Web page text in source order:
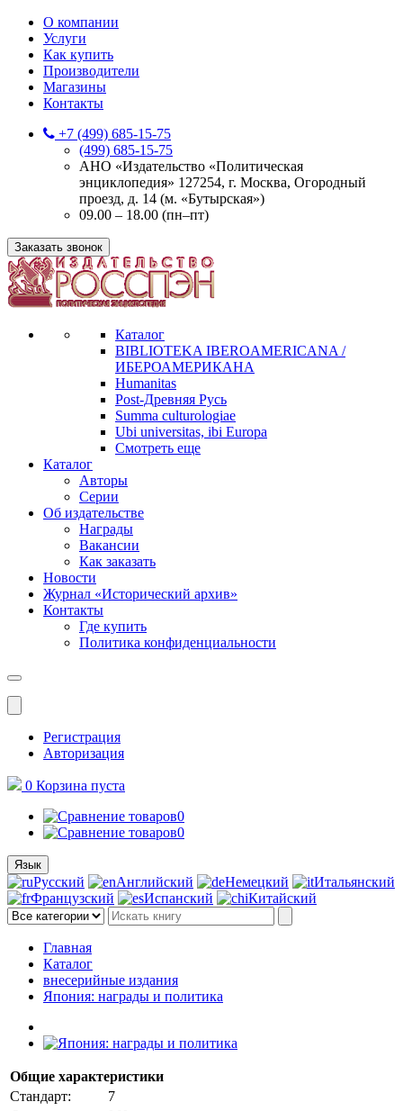
О компании
Услуги
Как купить
Производители
Магазины
Контакты
+7 (499) 685-15-75
(499) 685-15-75
АНО «Издательство «Политическая
энциклопедия» 127254, г. Москва, Огородный
проезд, д. 14 (м. «Бутырская»)
09.00 – 18.00 (пн–пт)
Заказать звонок
Каталог
BIBLIOTEKA IBEROAMERICANA /
ИБЕРОАМЕРИКАНА
Humanitas
Post-Древняя Русь
Summa culturologiae
Ubi universitas, ibi Europa
Смотреть еще
Каталог
Авторы
Серии
Об издательстве
Награды
Вакансии
Как заказать
Новости
Журнал «Исторический архив»‎
Контакты
Где купить
Политика конфиденциальности
Меню
Регистрация
Авторизация
0 Корзина пуста
0
0
Язык
Русский Английский Немецкий
Итальянский
Французский
Испанский Китайский
Главная
Каталог
внесерийные издания
Япония: награды и политика
Общие характеристики
Стандарт:
7